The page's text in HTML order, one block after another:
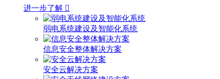
进一步了解 
弱电系统建设及智能化系统
信息安全整体解决方案
安全云解决方案